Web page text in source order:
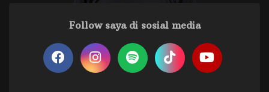
Follow saya di sosial media